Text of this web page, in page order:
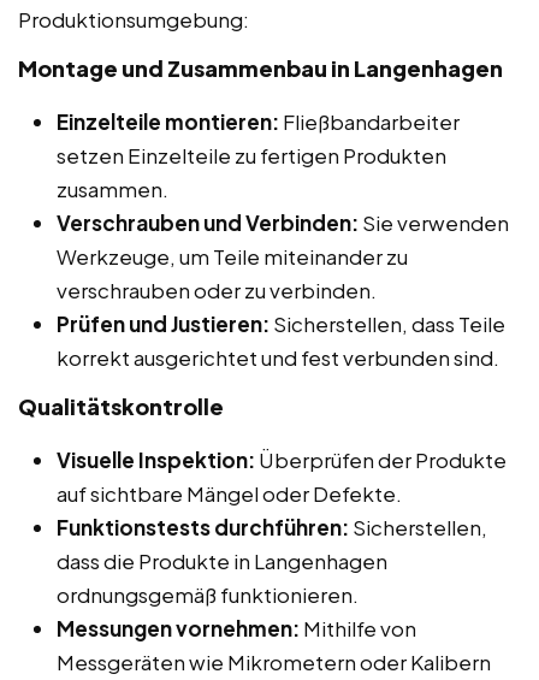
Produktionsumgebung:
Montage und Zusammenbau in Langenhagen
Einzelteile montieren: Fließbandarbeiter
setzen Einzelteile zu fertigen Produkten
zusammen.
Verschrauben und Verbinden: Sie verwenden
Werkzeuge, um Teile miteinander zu
verschrauben oder zu verbinden.
Prüfen und Justieren: Sicherstellen, dass Teile
korrekt ausgerichtet und fest verbunden sind.
Qualitätskontrolle
Visuelle Inspektion: Überprüfen der Produkte
auf sichtbare Mängel oder Defekte.
Funktionstests durchführen: Sicherstellen,
dass die Produkte in Langenhagen
ordnungsgemäß funktionieren.
Messungen vornehmen: Mithilfe von
Messgeräten wie Mikrometern oder Kalibern